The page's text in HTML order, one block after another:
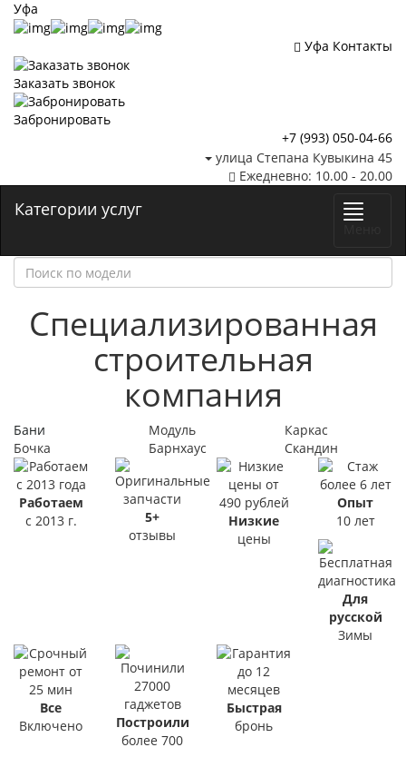
Уфа
Уфа Контакты
Заказать звонок
Забронировать
+7 (993) 050-04-66
улица Степана Кувыкина 45
Ежедневно: 10.00 - 20.00
Категории услуг
Специализированная
строительная
компания
Бани Модуль
Каркас
Бочка
Барнхаус Скандин
Работаем
с 2013 г.
5+
отзывы
Низкие
цены
Опыт
10 лет
Для
русской
Зимы
Все
Включено
Построили
более 700
Быстрая
бронь